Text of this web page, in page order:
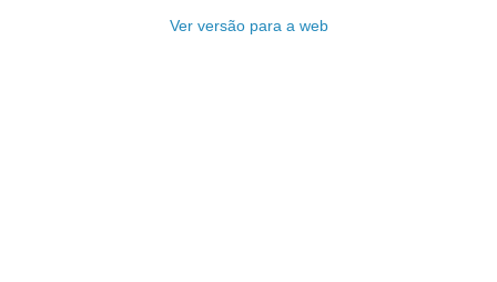
Ver versão para a web